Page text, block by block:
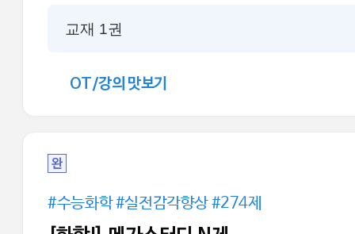
교재 1권
OT/강의 맛보기
완
#수능화학 #실전감각향상 #274제